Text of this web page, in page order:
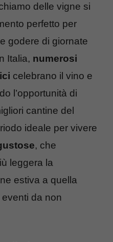
delle vigne si
perfetto per
godere di giornate
Italia, numerosi
celebrano il vino e
l’opportunità di
cantine del
ideale per vivere
, che
leggera la
estiva a quella
da non